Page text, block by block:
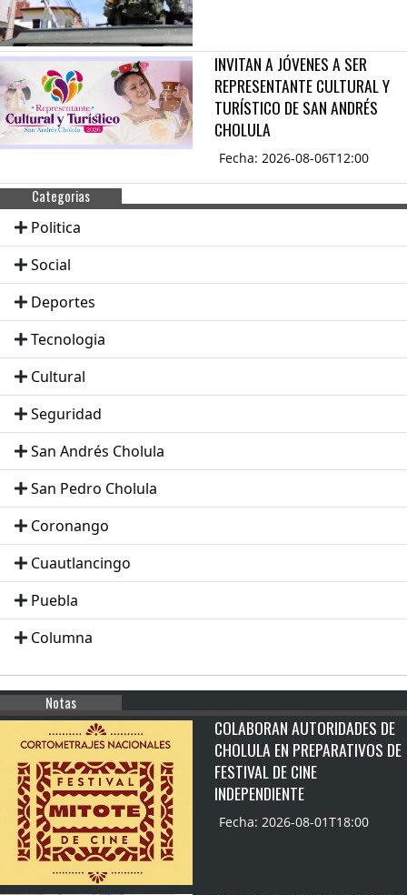
INVITAN A JÓVENES A SER
REPRESENTANTE CULTURAL Y
TURÍSTICO DE SAN ANDRÉS
CHOLULA
Fecha: 2026-08-06T12:00
Categorias
Politica
Social
Deportes
Tecnologia
Cultural
Seguridad
San Andrés Cholula
San Pedro Cholula
Coronango
Cuautlancingo
Puebla
Columna
Notas
COLABORAN AUTORIDADES DE
CHOLULA EN PREPARATIVOS DE
FESTIVAL DE CINE
INDEPENDIENTE
Fecha: 2026-08-01T18:00